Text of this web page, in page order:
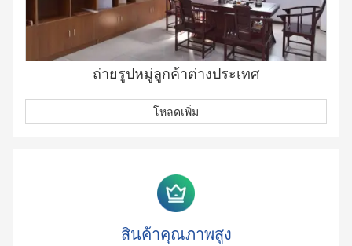
ถ่ายรูปหมู่ลูกค้าต่างประเทศ
โหลดเพิ่ม
สินค้าคุณภาพสูง